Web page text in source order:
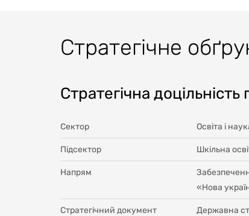
Стратегічне
Стратегічна доцільність
Сектор Освіта і
Підсектор Шкільна
Напрям
«Нова
Стратегічний документ Державна